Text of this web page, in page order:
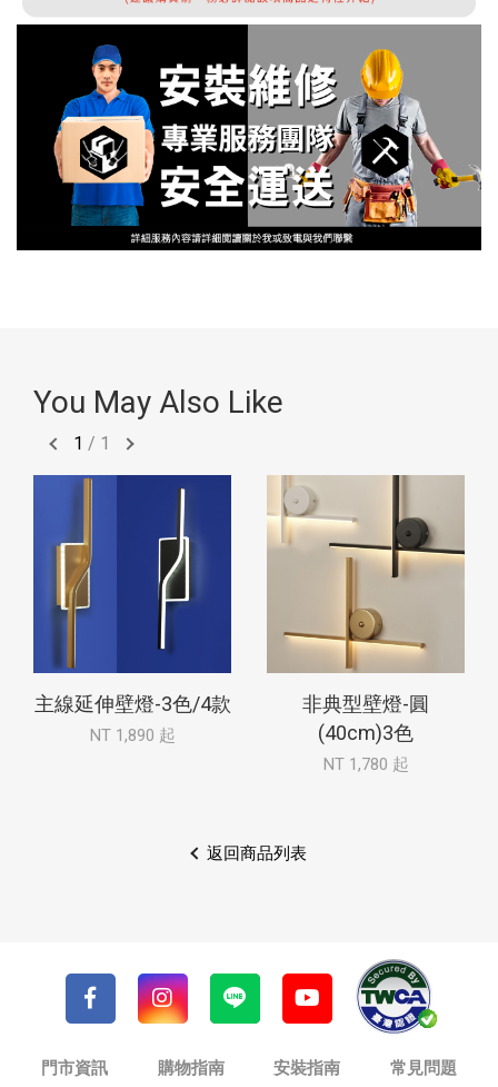
You May Also Like
1 / 1
主線延伸壁燈-3色/4款
NT 1,890 起
非典型壁燈-圓
(40cm)3色
NT 1,780 起
返回商品列表
門市資訊 購物指南 安裝指南 常見問題